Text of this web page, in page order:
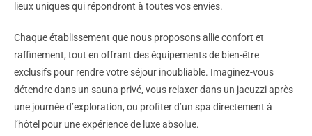
lieux uniques qui répondront à toutes vos envies.
Chaque établissement que nous proposons allie confort et
raffinement, tout en offrant des équipements de bien-être
exclusifs pour rendre votre séjour inoubliable. Imaginez-vous
détendre dans un sauna privé, vous relaxer dans un jacuzzi après
une journée d’exploration, ou profiter d’un spa directement à
l’hôtel pour une expérience de luxe absolue.